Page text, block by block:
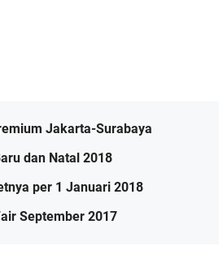
Jakarta-Surabaya
dan Natal 2018
per 1 Januari 2018
September 2017